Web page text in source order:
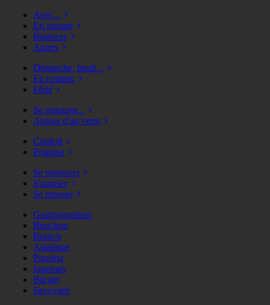
Avec...
En groupe
Business
Autres
Dimanche, lundi...
En continu
Férié
Se restaurer...
Autour d'un verre
Confort
Pratique
Se retrouver
S'amuser
Se reposer
Gastronomique
Bouchon
Brunch
Asiatique
Pizzéria
Japonais
Burger
Savoyard